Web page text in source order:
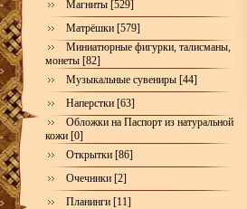
Магниты [529]
Матрёшки [579]
Миниатюрные фигурки, талисманы,
монеты [82]
Музыкальные сувениры [44]
Наперстки [63]
Обложки на Паспорт из натуральной
кожи [0]
Открытки [86]
Очечники [2]
Планинги [11]